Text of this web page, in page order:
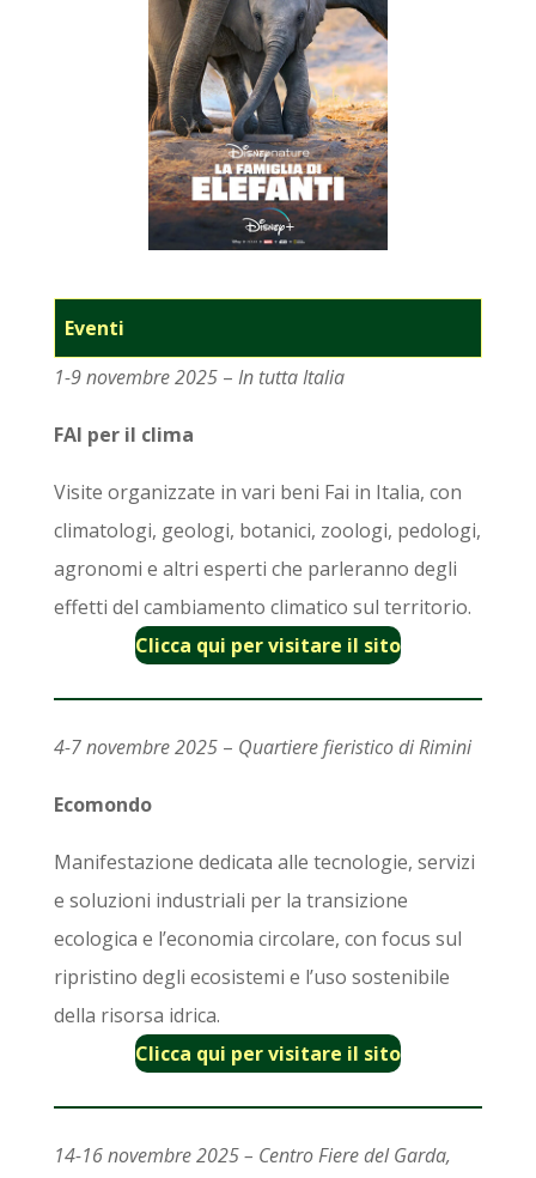
Eventi
1-9 novembre 2025– In tutta Italia
FAI per il clima
Visite organizzate in vari beni Fai in Italia, con
climatologi, geologi, botanici, zoologi, pedologi,
agronomi e altri esperti che parleranno degli
effetti del cambiamento climatico sul territorio.
Clicca qui per visitare il sito
4-7 novembre 2025– Quartiere fieristico di Rimini
Ecomondo
Manifestazione dedicata alle tecnologie, servizi
e soluzioni industriali per la transizione
ecologica e l’economia circolare, con focus sul
ripristino degli ecosistemi e l’uso sostenibile
della risorsa idrica.
Clicca qui per visitare il sito
14-16 novembre 2025 – Centro Fiere del Garda,